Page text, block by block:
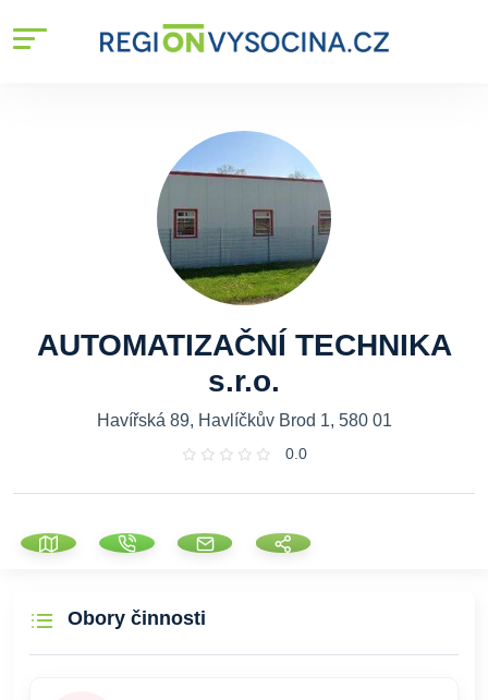
AUTOMATIZAČNÍ TECHNIKA
s.r.o.
Havířská 89, Havlíčkův Brod 1, 580 01
0.0
Obory činnosti